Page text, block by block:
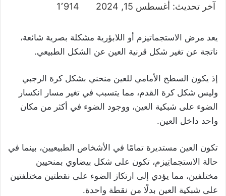
آخر تحديث: أغسطس 15, 2024
1٬914
يعد مرض الاستجماتيزم أو اللابؤرية مشكلة بصرية شائعة،
ناتجة عن تغير شكل قرنية العين عن الشكل الطبيعي.
إذ يكون السطح الأمامي للعين منحني بشكل كرة الرجبي
وليس شكل كرة القدم، مما يتسبب في تغير مسار انكسار
الضوء على شبكية العين، ووجود الضوء في أكثر من مكان
واحد داخل العين.
تكون العين مستديرة تمامًا في الأشخاص الطبيعيين، بينما في
حالة الاستجماتِيزم، تكون على شكل بيضاوي بمنحيين
مختلفين، مما يؤدي إلى ارتكاز الضوء على نقطتين مختلفتين
على شبكية العين بدلًا من نقطة واحدة.